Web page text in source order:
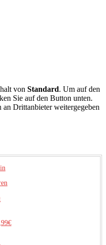
von Standard. Um auf den
Sie auf den Button unten.
an Drittanbieter weitergegeben